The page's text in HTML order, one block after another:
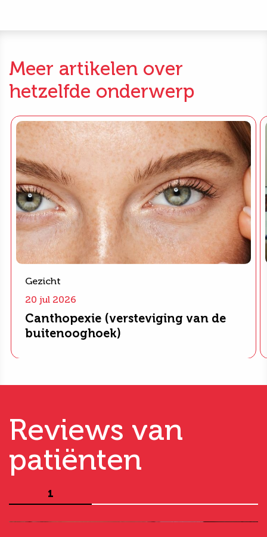
Meer artikelen over
hetzelfde onderwerp
Gezicht
20 jul 2026
Canthopexie (versteviging van de
buitenooghoek)
Reviews van
patiënten
1